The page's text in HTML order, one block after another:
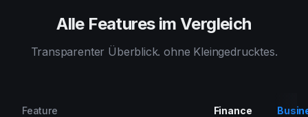
Alle Features im Vergleich
Transparenter Überblick. ohne Kleingedrucktes.
Feature Finance